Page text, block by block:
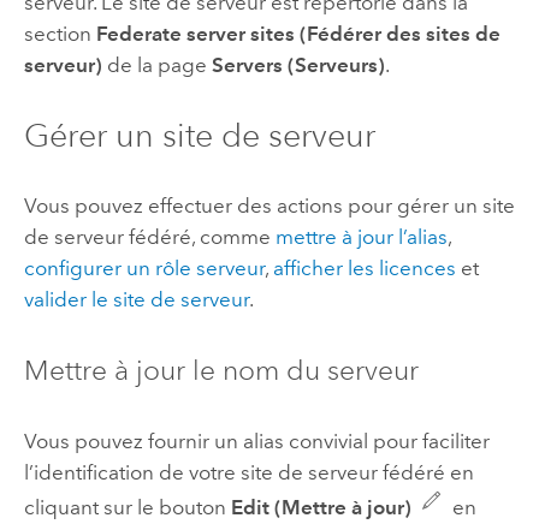
section Federate server sites (Fédérer des sites de
serveur) de la page Servers (Serveurs).
Gérer un site de serveur
Vous pouvez effectuer des actions pour gérer un site
de serveur fédéré, comme mettre à jour l’alias,
configurer un rôle serveur, afficher les licences et
valider le site de serveur.
Mettre à jour le nom du serveur
Vous pouvez fournir un alias convivial pour faciliter
l’identification de votre site de serveur fédéré en
cliquant sur le bouton Edit (Mettre à jour)
en